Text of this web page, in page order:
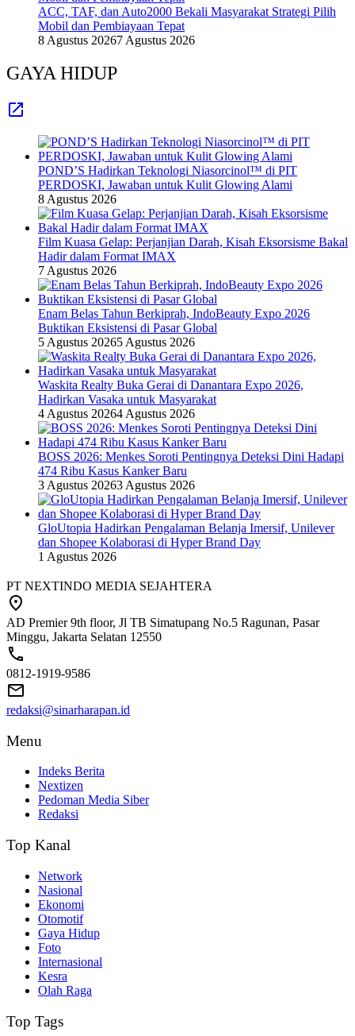
ACC, TAF, dan Auto2000 Bekali Masyarakat Strategi Pilih
Mobil dan Pembiayaan Tepat
8 Agustus 20267 Agustus 2026
GAYA HIDUP
POND’S Hadirkan Teknologi Niasorcinol™ di PIT
PERDOSKI, Jawaban untuk Kulit Glowing Alami
8 Agustus 2026
Film Kuasa Gelap: Perjanjian Darah, Kisah Eksorsisme Bakal
Hadir dalam Format IMAX
7 Agustus 2026
Enam Belas Tahun Berkiprah, IndoBeauty Expo 2026
Buktikan Eksistensi di Pasar Global
5 Agustus 20265 Agustus 2026
Waskita Realty Buka Gerai di Danantara Expo 2026,
Hadirkan Vasaka untuk Masyarakat
4 Agustus 20264 Agustus 2026
BOSS 2026: Menkes Soroti Pentingnya Deteksi Dini Hadapi
474 Ribu Kasus Kanker Baru
3 Agustus 20263 Agustus 2026
GloUtopia Hadirkan Pengalaman Belanja Imersif, Unilever
dan Shopee Kolaborasi di Hyper Brand Day
1 Agustus 2026
PT NEXTINDO MEDIA SEJAHTERA
AD Premier 9th floor, Jl TB Simatupang No.5 Ragunan, Pasar
Minggu, Jakarta Selatan 12550
0812-1919-9586
redaksi@sinarharapan.id
Menu
Indeks Berita
Nextizen
Pedoman Media Siber
Redaksi
Top Kanal
Network
Nasional
Ekonomi
Otomotif
Gaya Hidup
Foto
Internasional
Kesra
Olah Raga
Top Tags